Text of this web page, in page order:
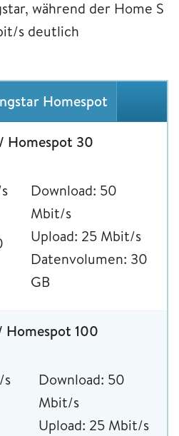
während der Home S
s deutlich
Homespot
Homespot 30
Download: 50
Mbit/s
Upload: 25 Mbit/s
Datenvolumen: 30
GB
Homespot 100
s
Download: 50
Mbit/s
Upload: 25 Mbit/s